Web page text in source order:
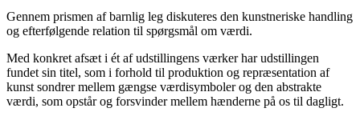
Gennem prismen af barnlig leg diskuteres den kunstneriske handling
og efterfølgende relation til spørgsmål om værdi.
Med konkret afsæt i ét af udstillingens værker har udstillingen
fundet sin titel, som i forhold til produktion og repræsentation af
kunst sondrer mellem gængse værdisymboler og den abstrakte
værdi, som opstår og forsvinder mellem hænderne på os til dagligt.